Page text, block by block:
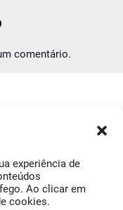
experiência de
Ao clicar em
cookies.
comentário.
da Bairrada